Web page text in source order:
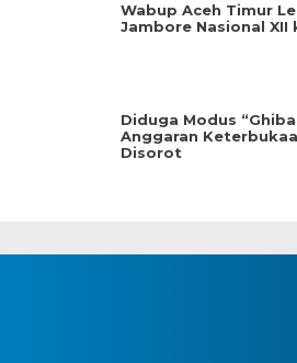
Wabup Aceh Timur
Jambore Nasional XII
Diduga Modus
Anggaran
Disorot